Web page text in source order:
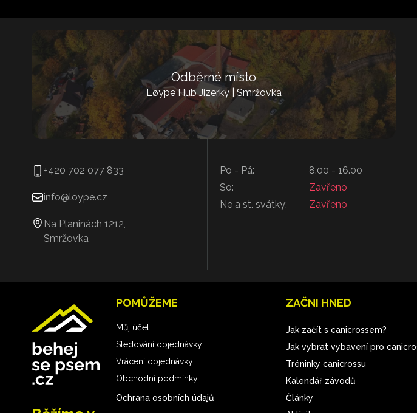
Odběrné místo
Løype Hub Jizerky | Smržovka
+420 702 077 833
info@loype.cz
Na Planinách 1212,
Smržovka
Po - Pá:
So:
Ne a st. svátky:
8.00 - 16.00
Zavřeno
Zavřeno
POMŮŽEME
Můj účet
Sledování objednávky
Vrácení objednávky
Obchodní podmínky
Ochrana osobních údajů
ZAČNI HNED
Jak začít s canicrossem?
Jak vybrat vybavení pro
Tréninky canicrossu
Kalendář závodů
Články